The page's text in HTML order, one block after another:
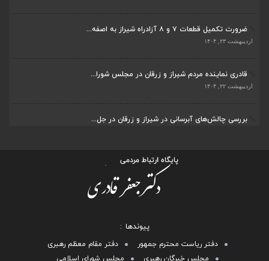
ضرورت تکمیل قطعات ۷ و ۸ آزادراه شیراز به اصفه...
اردیبهشت ۲۳, ۱۴۰۴
قادری نماینده مردم شیراز و زرقان در مجلس شورا...
اردیبهشت ۲۲, ۱۴۰۴
بررسی چالش‌های آبرسانی در شیراز و زرقان در جل...
پیوندها
دفتر ریاست محترم جمهور
دفتر مقام معظم رهبری
مجلس خبرگان رهبری
مجلس شورای اسلامی